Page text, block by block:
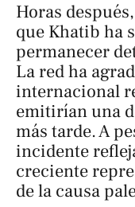
Horas
que Khatib ha
permanecer
La red ha
internacional
emitirían una
más tarde. A
incidente
creciente
de la causa